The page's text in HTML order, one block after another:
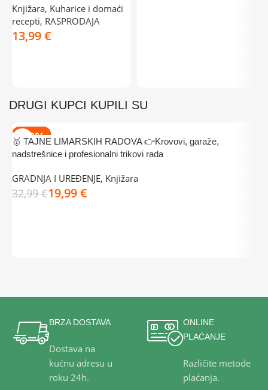
Knjižara, Kuharice i domaći
recepti, RASPRODAJA
€
DRUGI KUPCI KUPILI SU
-39%
🥇 TAJNE LIMARSKIH RADOVA 👉Krovovi, garaže,
nadstrešnice i profesionalni trikovi rada
GRADNJA I UREĐENJE, Knjižara
32,99€19,99€
BRZA DOSTAVA
Dostava na
kućnu adresu u
roku 24h.
ONLINE
PLAĆANJE
Različite metode
plaćanja.